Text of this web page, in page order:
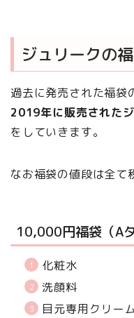
ジュリークの
過去に発売された福袋
2019年に販売された
をしていきます。
なお福袋の値段は全て
10,000円福袋（A
化粧水
洗顔料
目元専用クリー